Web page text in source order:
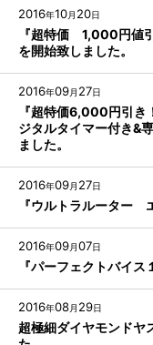
2016年10月 20日
『超特価 1,000円値
を開始致しました。
2016年09月 27日
『超特価6,000円引
ジタルタイマー付き&
ました。
2016年09月 27日
『ウルトラルーター
2016年09月07日
『パーフェクトバイス
2016年08月 29日
超極細ダイヤモンドヤ